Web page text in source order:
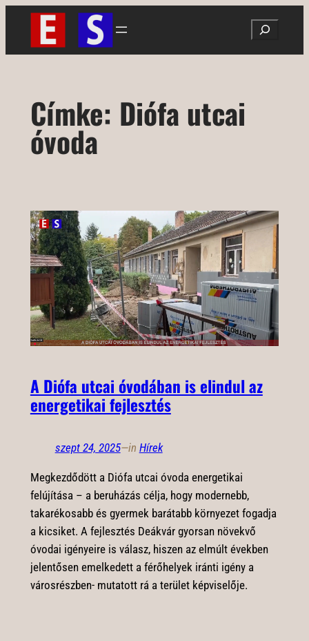
Ugrás
tartalomhoz
Search
Címke: Diófa utcai
óvoda
A Diófa utcai óvodában is elindul az
energetikai fejlesztés
szept 24, 2025—in Hírek
Megkezdődött a Diófa utcai óvoda energetikai
felújítása – a beruházás célja, hogy modernebb,
takarékosabb és gyermek barátabb környezet fogadja
a kicsiket. A fejlesztés Deákvár gyorsan növekvő
óvodai igényeire is válasz, hiszen az elmúlt években
jelentősen emelkedett a férőhelyek iránti igény a
városrészben- mutatott rá a terület képviselője.